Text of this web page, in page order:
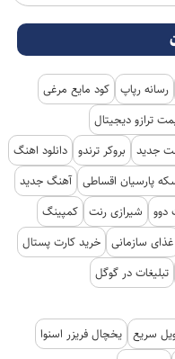
رسانه رپاپ کود مایع مرغی
ترازو دیجیتال
جدید بروکر ترندو دانلود اهنگ
پارسیان اقساطی آهنگ جدید
دوو شیرازی رنت کمپینگ
غذای سازمانی خرید کارت پستال
تبلیغات در گوگل
سریع یخچال فریزر اسنوا